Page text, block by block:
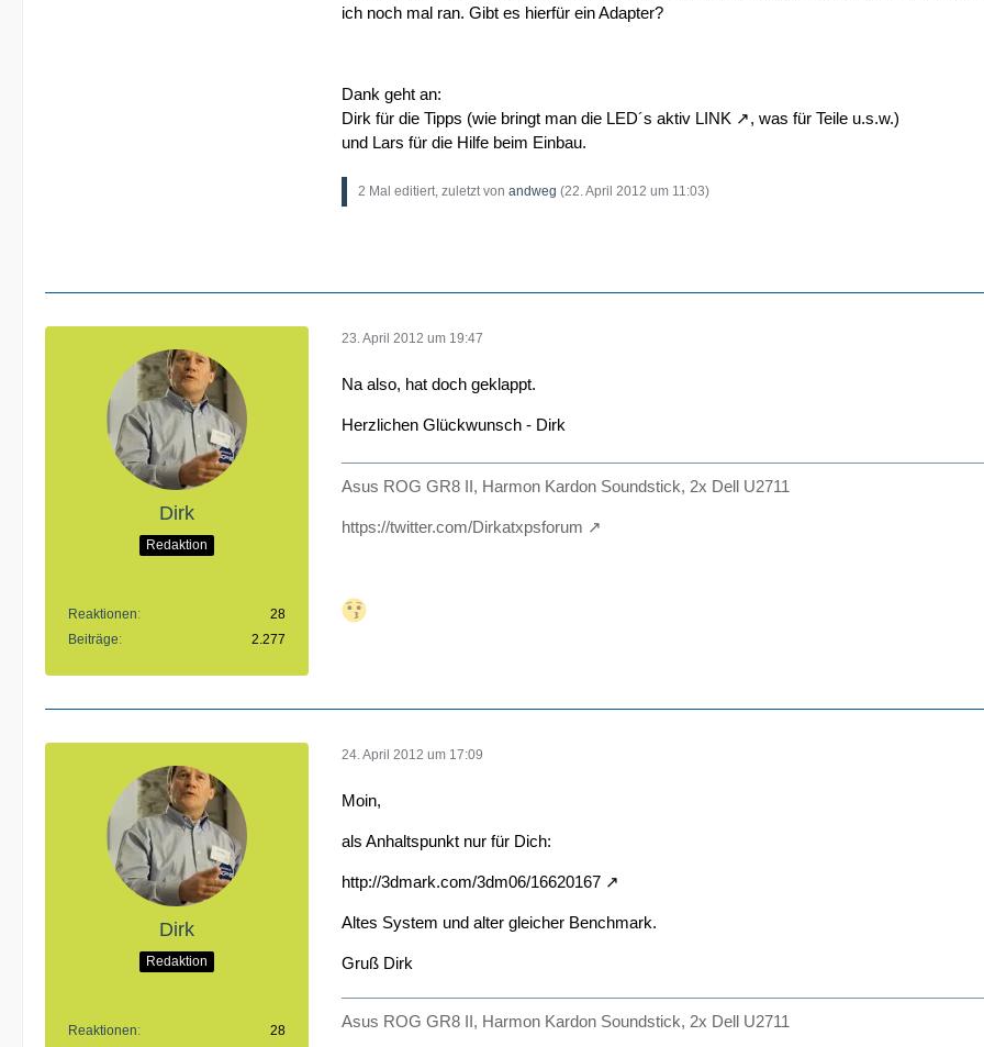
ich noch mal ran. Gibt es hierfür ein Adapter?
Dank geht an:
Dirk für die Tipps (wie bringt man die LED´s aktiv LINK
, was für Teile u.s.w.)
und Lars für die Hilfe beim Einbau.
2 Mal editiert, zuletzt von andweg (22. April 2012 um 11:03)
Dirk
Redaktion
Reaktionen
28
Beiträge
2.277
23. April 2012 um 19:47
Na also, hat doch geklappt.
Herzlichen Glückwunsch - Dirk
Asus ROG GR8 II, Harmon Kardon Soundstick, 2x Dell U2711
https://twitter.com/Dirkatxpsforum
Dirk
Redaktion
Reaktionen 28
24. April 2012 um 17:09
Moin,
als Anhaltspunkt nur für Dich:
http://3dmark.com/3dm06/16620167
Altes System und alter gleicher Benchmark.
Gruß Dirk
Asus ROG GR8 II, Harmon Kardon Soundstick, 2x Dell U2711